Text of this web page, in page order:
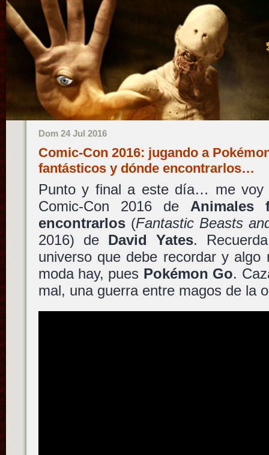
Dom 24 Jul 2016
Comic-Con 2016: jugando a
fantásticos y dónde encontrarlos…
Punto y final a este día… me voy
Comic-Con 2016 de Animales
encontrarlos(Fantastic Beasts
2016) de David Yates.
universo que debe recordar y
moda hay, pues Pokémon Go.
mal, una guerra entre magos de la